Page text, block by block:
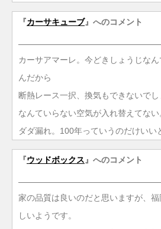
『カーサキューブ』へのコメント
カーサアマーレ。今どきしょうじな
んだから
断熱レース一択、換気もできないで
なんていらない空気が入れ替えてな
ダダ漏れ。100年っていうのだけいい
『ウッドボックス 』へのコメント
家の品質は良いのだと思いますが、
しいようです。